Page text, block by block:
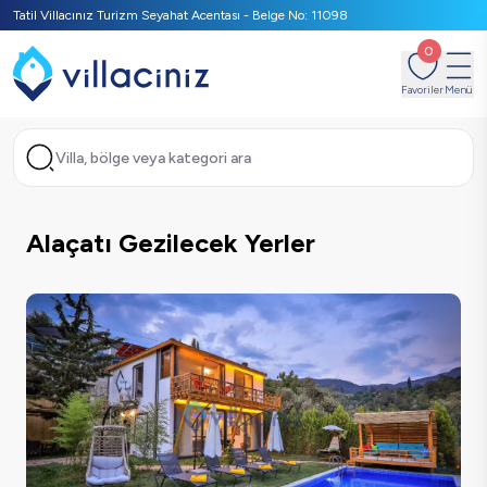
Tatil Villacınız Turizm Seyahat Acentası - Belge No: 11098
0
FavorilerMenü
Villa, bölge veya kategori ara
Alaçatı Gezilecek Yerler